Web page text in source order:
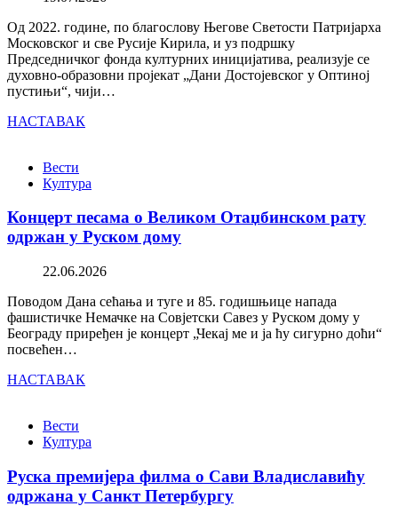
Од 2022. године, по благослову Његове Светости Патријарха
Московског и све Русије Кирила, и уз подршку
Председничког фонда културних иницијатива, реализује се
духовно-образовни пројекат „Дани Достојевског у Оптиној
пустињи“, чији…
НАСТАВАК
Вести
Култура
Концерт песама о Великом Отаџбинском рату
одржан у Руском дому
22.06.2026
Поводом Дана сећања и туге и 85. годишњице напада
фашистичке Немачке на Совјетски Савез у Руском дому у
Београду приређен је концерт „Чекај ме и ја ћу сигурно доћи“
посвећен…
НАСТАВАК
Вести
Култура
Руска премијера филма о Сави Владиславићу
одржана у Санкт Петербургу